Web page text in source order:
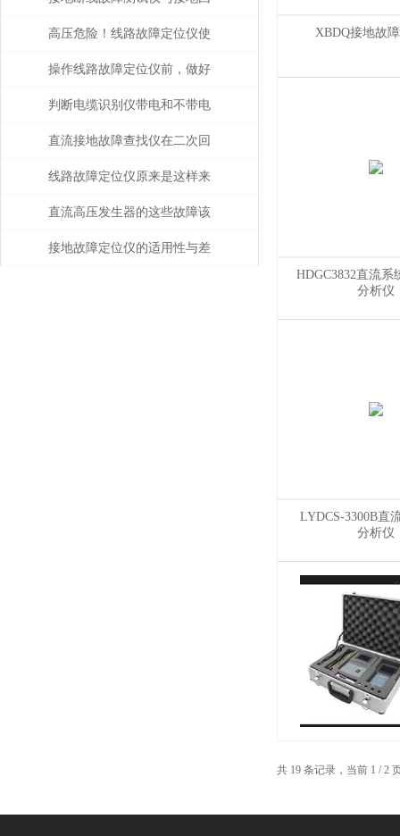
路连续性检测技术解析
高压危险！线路故障定位仪使
用前必须完成验电与接地
操作线路故障定位仪前，做好
攻略了吗
判断电缆识别仪带电和不带电
电缆问题解决方案是怎样的？
直流接地故障查找仪在二次回
路排查中的高效应用
线路故障定位仪原来是这样来
定位的
直流高压发生器的这些故障该
如何检查与处理
接地故障定位仪的适用性与差
XBDQ接地故
HDGC3832直流系
分析仪
LYDCS-3300B直
分析仪
共 19 条记录，当前 1 /